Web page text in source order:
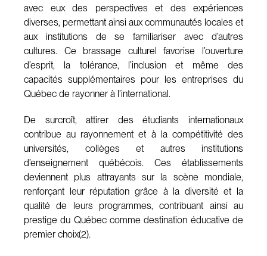
avec eux des perspectives et des expériences
diverses, permettant ainsi aux communautés locales et
aux institutions de se familiariser avec d’autres
cultures. Ce brassage culturel favorise l’ouverture
d’esprit, la tolérance, l’inclusion et même des
capacités supplémentaires pour les entreprises du
Québec de rayonner à l’international.
De surcroît, attirer des étudiants internationaux
contribue au rayonnement et à la compétitivité des
universités, collèges et autres institutions
d’enseignement québécois. Ces établissements
deviennent plus attrayants sur la scène mondiale,
renforçant leur réputation grâce à la diversité et la
qualité de leurs programmes, contribuant ainsi au
prestige du Québec comme destination éducative de
premier choix(2).